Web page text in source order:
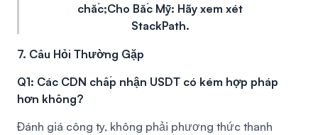
chắc;Cho Bắc Mỹ: Hãy xem xét
StackPath.
7. Câu Hỏi Thường Gặp
Q1: Các CDN chấp nhận USDT có kém hợp pháp
hơn không?
Đánh giá công ty, không phải phương thức thanh